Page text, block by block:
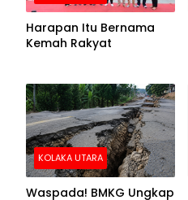
Harapan Itu Bernama
Kemah Rakyat
KOLAKA UTARA
Waspada! BMKG Ungkap